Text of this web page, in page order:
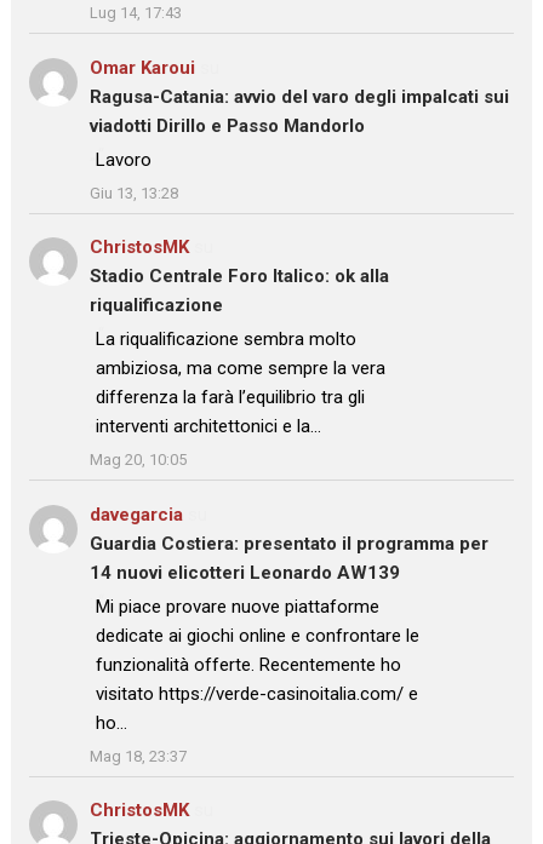
Lug 14, 17:43
Omar Karoui
Ragusa-Catania: avvio del varo degli impalcati sui
viadotti Dirillo e Passo Mandorlo
: “Lavoro
”
Giu 13, 13:28
ChristosMKsu
Stadio Centrale Foro Italico: ok alla
riqualificazione
: “La riqualificazione sembra molto
ambiziosa, ma come sempre la vera
differenza la farà l’equilibrio tra gli
interventi architettonici e la…
”
Mag 20, 10:05
davegarcia
Guardia Costiera: presentato il programma per
14 nuovi elicotteri Leonardo AW139
: “
Mi piace provare nuove piattaforme
dedicate ai giochi online e confrontare le
funzionalità offerte. Recentemente ho
visitato https://verde-casinoitalia.com/ e
ho…
”
Mag 18, 23:37
ChristosMKsu
Trieste-Opicina: aggiornamento sui lavori della